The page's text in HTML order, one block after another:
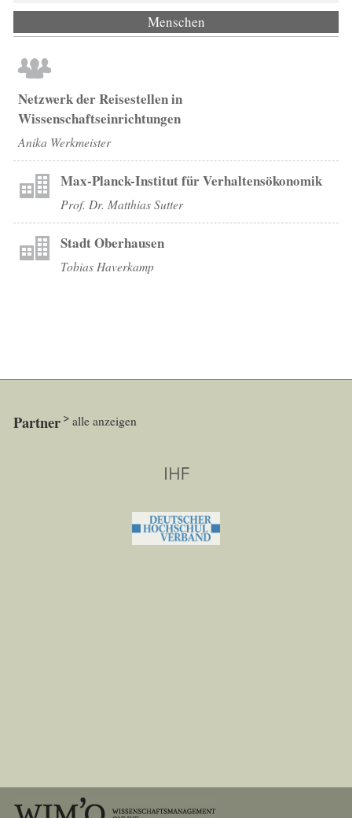
Menschen
Netzwerk der Reisestellen in
Wissenschaftseinrichtungen
Anika Werkmeister
Max-Planck-Institut für Verhaltensökonomik
Prof. Dr. Matthias Sutter
Stadt Oberhausen
Tobias Haverkamp
Partner alle anzeigen